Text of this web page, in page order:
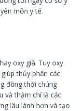
môn y tế.
oxy già. Tuy oxy
thủy phân các
đồng thời chúng
và thậm chí là các
lâu lành hơn và tạo